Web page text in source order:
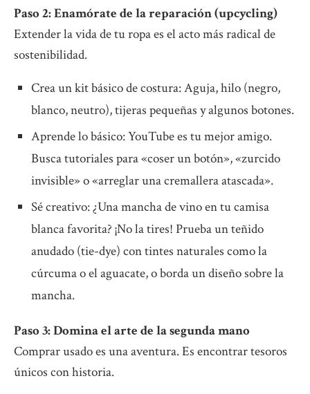
Paso 2: Enamórate de la reparación (upcycling)
Extender la vida de tu ropa es el acto más radical de
sostenibilidad.
Crea un kit básico de costura: Aguja, hilo (negro,
blanco, neutro), tijeras pequeñas y algunos botones.
Aprende lo básico: YouTube es tu mejor amigo.
Busca tutoriales para «coser un botón», «zurcido
invisible» o «arreglar una cremallera atascada».
Sé creativo: ¿Una mancha de vino en tu camisa
blanca favorita? ¡No la tires! Prueba un teñido
anudado (tie-dye) con tintes naturales como la
cúrcuma o el aguacate, o borda un diseño sobre la
mancha.
Paso 3: Domina el arte de la segunda mano
Comprar usado es una aventura. Es encontrar tesoros
únicos con historia.